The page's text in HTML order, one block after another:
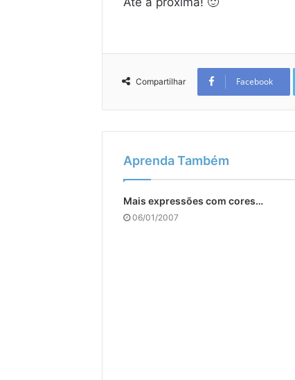
Compartilhar Facebook
Aprenda Também
Mais expressões com cores…
06/01/2007